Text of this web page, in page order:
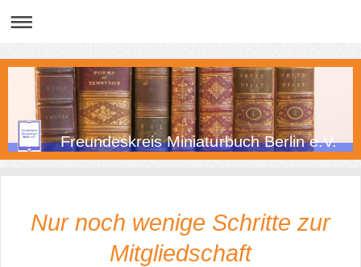
Freundeskreis Miniaturbuch Berlin e.V.
Nur noch wenige Schritte zur
Mitgliedschaft